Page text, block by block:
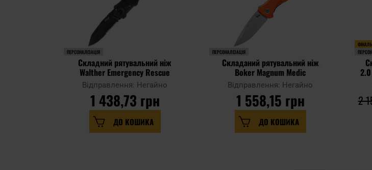
ПЕРСОНАЛІЗАЦІЯ
Складний рятувальний ніж
Walther Emergency Rescue
Відправлення: Негайно
1 438,73 грн
ДО КОШИКА
ПЕРСОНАЛІЗАЦІЯ
Складаний рятувальний ніж
Boker Magnum Medic
Відправлення: Негайно
1 558,15 грн
ДО КОШИКА
2